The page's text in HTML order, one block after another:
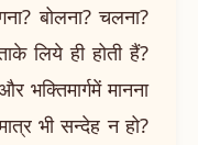
बोलना? चलना?
लिये ही होती हैं?
भक्तिमार्गमें मानना
भी सन्देह न हो?